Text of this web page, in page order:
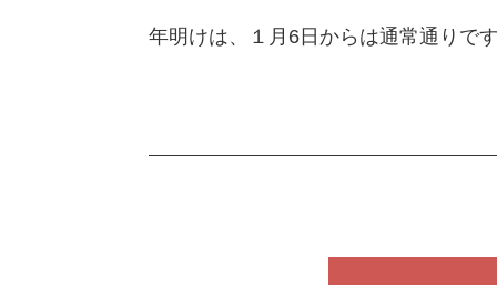
年明けは、１月6日からは通常通りで